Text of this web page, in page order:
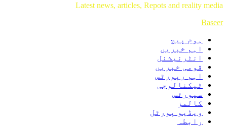
Latest news, articles, Repots and reality media
Primary
Baseer
ہوم پیج
اہم خبریں
انٹرنیشنل
قومی خبریں
اہم رپورٹس
ٹیکنالوجی
سپورٹس
کالمز
ویڈیو پورٹل
رابطہ